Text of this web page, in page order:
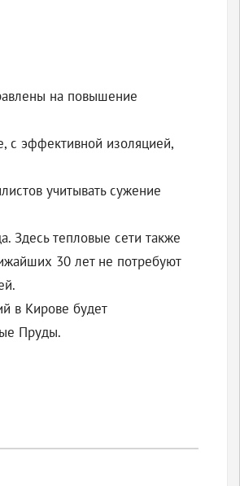
на повышение
с эффективной изоляцией,
учитывать сужение
Здесь тепловые сети также
30 лет не потребуют
в Кирове будет
Пруды.